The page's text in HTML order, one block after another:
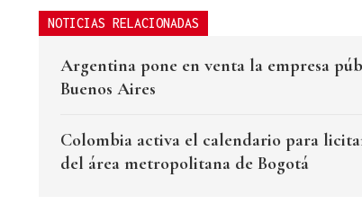
NOTICIAS RELACIONADAS
Argentina pone en venta la empresa
Buenos Aires
Colombia activa el calendario para
del área metropolitana de Bogotá